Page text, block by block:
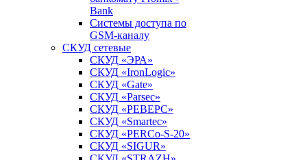
Bank
Системы доступа по
GSM-каналу
СКУД сетевые
СКУД «ЭРА»
СКУД «IronLogic»
СКУД «Gate»
СКУД «Parsec»
СКУД «РЕВЕРС»
СКУД «Smartec»
СКУД «PERCo-S-20»
СКУД «SIGUR»